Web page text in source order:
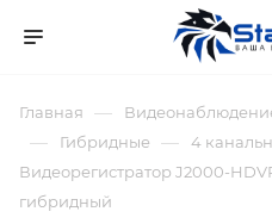
Главная —
— Гибридные — 4
Видеорегистратор J2000-
гибридный